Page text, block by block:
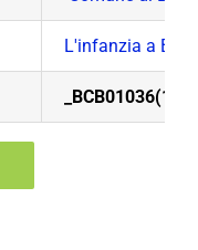
L'infanzia a
_BCB01036(1)